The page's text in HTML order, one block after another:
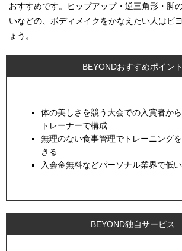
おすすめです。ヒップアップ・逆三角形・脚
いなどの、ボディメイクをかなえたい人はビ
ょう。
BEYONDおすすめポイント
体の美しさを競う大会での入賞者か
トレーナーで構成
無理のない食事管理でトレーニング
きる
入会金無料などパーソナル業界で低
BEYOND独自サービス